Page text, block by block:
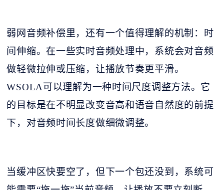
弱网音频补偿里，还有一个值得理解的机制：时
间伸缩。在一些实时音频处理中，系统会对音频
做轻微拉伸或压缩，让播放节奏更平滑。
WSOLA可以理解为一种时间尺度调整方法。它
的目标是在不明显改变音高和语音自然度的前提
下，对音频时间长度做细微调整。
当缓冲区快要空了，但下一个包还没到，系统可